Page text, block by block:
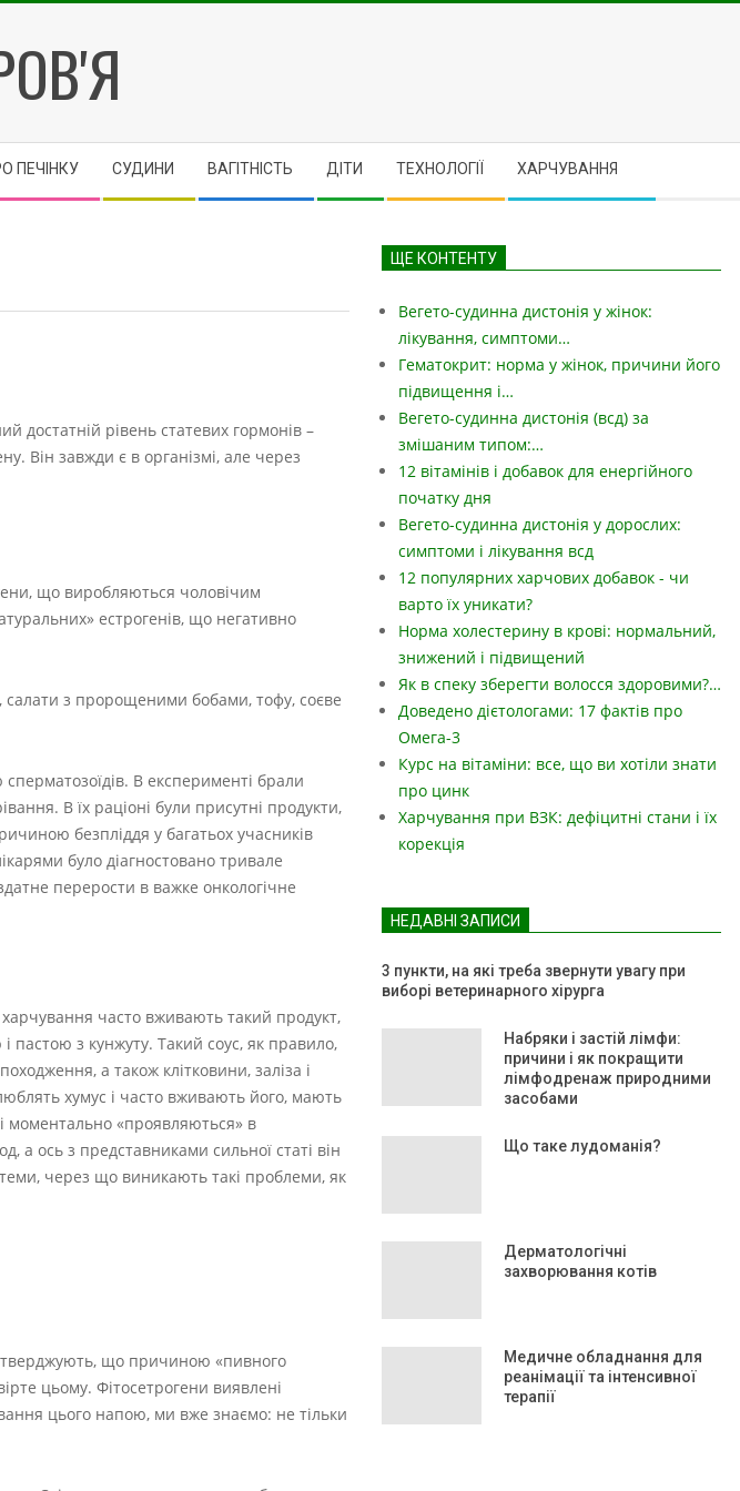
ПЕЧІНКУ CУДИНИ ВАГІТНІСТЬ ДІТИ ТЕХНОЛОГІЇ ХАРЧУВАННЯ
достатній рівень статевих гормонів –
Він завжди є в організмі, але через
що виробляються чоловічим
естрогенів, що негативно
салати з пророщеними бобами, тофу, соєве
В експерименті брали
В їх раціоні були присутні продукти,
безпліддя у багатьох учасників
було діагностовано тривале
перерости в важке онкологічне
часто вживають такий продукт,
пастою з кунжуту. Такий соус, як правило,
а також клітковини, заліза і
хумус і часто вживають його, мають
моментально «проявляються» в
а ось з представниками сильної статі він
через що виникають такі проблеми, як
стверджують, що причиною «пивного
цьому. Фітосетрогени виявлені
цього напою, ми вже знаємо: не тільки
ЩЕ КОНТЕНТУ
Вегето-судинна дистонія у жінок:
лікування, симптоми…
Гематокрит: норма у жінок, причини його
підвищення і…
Вегето-судинна дистонія (всд) за
змішаним типом:…
12 вітамінів і добавок для енергійного
початку дня
Вегето-судинна дистонія у дорослих:
симптоми і лікування всд
12 популярних харчових добавок - чи
варто їх уникати?
Норма холестерину в крові: нормальний,
знижений і підвищений
Як в спеку зберегти волосся здоровими?…
Доведено дієтологами: 17 фактів про
Омега-3
Курс на вітаміни: все, що ви хотіли знати
про цинк
Харчування при ВЗК: дефіцитні стани і їх
корекція
НЕДАВНІ ЗАПИСИ
3 пункти, на які треба звернути увагу при
виборі ветеринарного хірурга
Набряки і застій лімфи:
причини і як покращити
лімфодренаж природними
засобами
Що таке лудоманія?
Дерматологічні
захворювання котів
Медичне обладнання для
реанімації та інтенсивної
терапії